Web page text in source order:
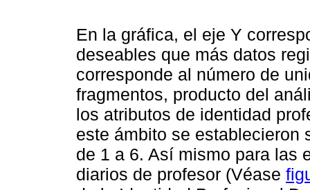
En la gráfica, el eje Y
deseables que más datos
corresponde al número de
fragmentos, producto del
los atributos de identidad
este ámbito se establecieron
de 1 a 6. Así mismo para las
diarios de profesor (Véase